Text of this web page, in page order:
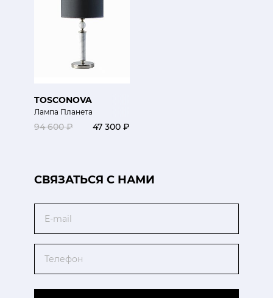
TOSCONOVA
Лампа Планета
94 600 ₽ 47 300 ₽
CВЯЗАТЬСЯ С НАМИ